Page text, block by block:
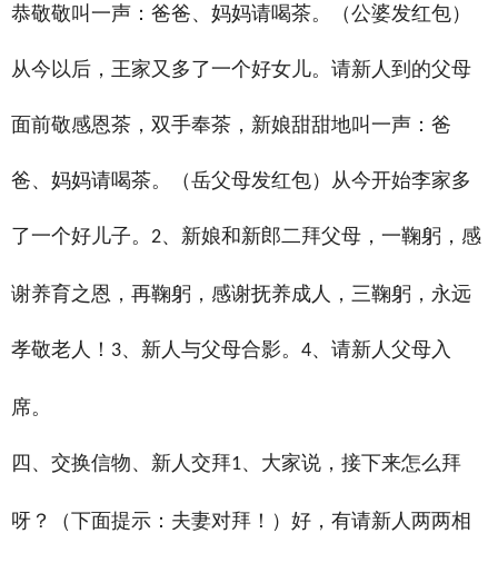
恭敬敬叫一声：爸爸、妈妈请喝茶。（公婆发红包）
从今以后，王家又多了一个好女儿。请新人到的父母
面前敬感恩茶，双手奉茶，新娘甜甜地叫一声：爸
爸、妈妈请喝茶。（岳父母发红包）从今开始李家多
了一个好儿子。 2、新娘和新郎二拜父母，一鞠躬，感
谢养育之恩，再鞠躬，感谢抚养成人，三鞠躬，永远
孝敬老人！ 3、新人与父母合影。 4、请新人父母入
席。
四、交换信物、新人交拜1、大家说，接下来怎么拜
呀？（下面提示：夫妻对拜！）好，有请新人两两相